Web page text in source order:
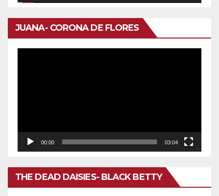
JUANA- CORONA DE FLORES
00:00 03:04
THE DEAD DAISIES- BLACK BETTY